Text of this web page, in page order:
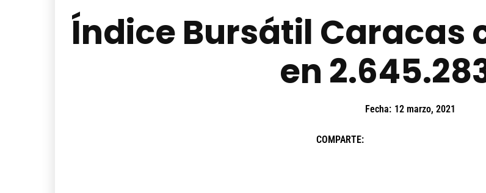
Índice Bursátil Caracas
en
Fecha: 12 marzo, 2021
COMPARTE: